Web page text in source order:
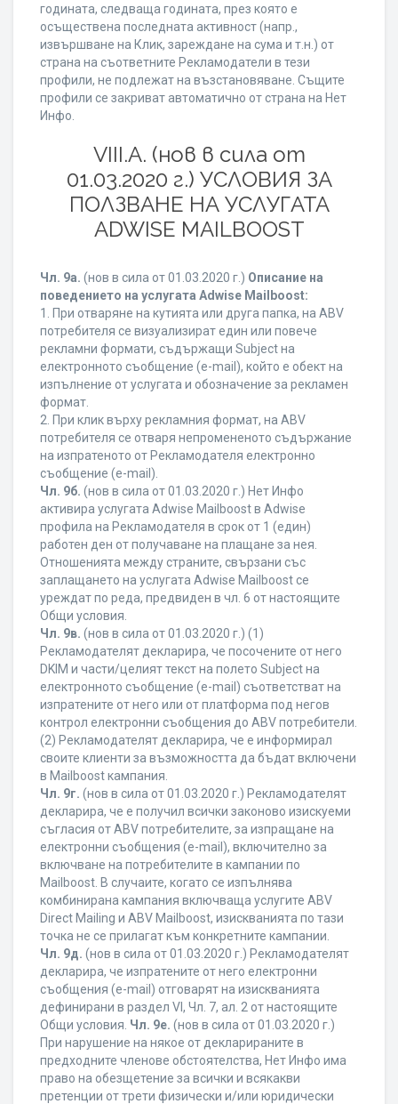
годината, следваща годината, през която е
осъществена последната активност (напр.,
извършване на Клик, зареждане на сума и т.н.) от
страна на съответните Рекламодатели в тези
профили, не подлежат на възстановяване. Същите
профили се закриват автоматично от страна на Нет
Инфо.
VIII.A. (нов в сила от
01.03.2020 г.) УСЛОВИЯ ЗА
ПОЛЗВАНЕ НА УСЛУГАТА
ADWISE MAILBOOST
Чл. 9а. (нов в сила от 01.03.2020 г.) Описание на
поведението на услугата Adwise Mailboost:
1. При отваряне на кутията или друга папка, на ABV
потребителя се визуализират един или повече
рекламни формати, съдържащи Subject на
електронното съобщение (e-mail), който е обект на
изпълнение от услугата и обозначение за рекламен
формат.
2. При клик върху рекламния формат, на ABV
потребителя се отваря непромененото съдържание
на изпратеното от Рекламодателя електронно
съобщение (e-mail).
Чл. 9б. (нов в сила от 01.03.2020 г.) Нет Инфо
активира услугата Adwise Mailboost в Adwise
профила на Рекламодателя в срок от 1 (един)
работен ден от получаване на плащане за нея.
Отношенията между страните, свързани със
заплащането на услугата Adwise Mailboost се
уреждат по реда, предвиден в чл. 6 от настоящите
Общи условия.
Чл. 9в. (нов в сила от 01.03.2020 г.) (1)
Рекламодателят декларира, че посочените от него
DKIM и части/целият текст на полето Subject на
електронното съобщение (e-mail) съответстват на
изпратените от него или от платформа под негов
контрол електронни съобщения до ABV потребители.
(2) Рекламодателят декларира, че е информирал
своите клиенти за възможността да бъдат включени
в Mailboost кампания.
Чл. 9г. (нов в сила от 01.03.2020 г.) Рекламодателят
декларира, че е получил всички законово изискуеми
съгласия от ABV потребителите, за изпращане на
електронни съобщения (e-mail), включително за
включване на потребителите в кампании по
Mailboost. В случаите, когато се изпълнява
комбинирана кампания включваща услугите ABV
Direct Mailing и ABV Mailboost, изискванията по тази
точка не се прилагат към конкретните кампании.
Чл. 9д. (нов в сила от 01.03.2020 г.) Рекламодателят
декларира, че изпратените от него електронни
съобщения (e-mail) отговарят на изискванията
дефинирани в раздел VI, Чл. 7, ал. 2 от настоящите
Общи условия. Чл. 9е. (нов в сила от 01.03.2020 г.)
При нарушение на някое от декларираните в
предходните членове обстоятелства, Нет Инфо има
право на обезщетение за всички и всякакви
претенции от трети физически и/или юридически